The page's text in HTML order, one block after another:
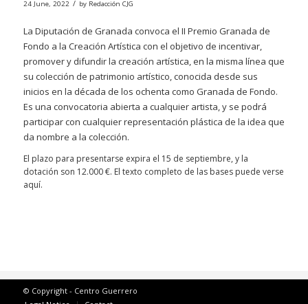
24 June, 2022 / by Redacción CJG
La Diputación de Granada convoca el II Premio Granada de
Fondo a la Creación Artística con el objetivo de incentivar,
promover y difundir la creación artística, en la misma línea que
su colección de patrimonio artístico, conocida desde sus
inicios en la década de los ochenta como Granada de Fondo.
Es una convocatoria abierta a cualquier artista, y se podrá
participar con cualquier representación plástica de la idea que
da nombre a la colección.
El plazo para presentarse expira el 15 de septiembre, y la
dotación son 12.000 €. El texto completo de las bases puede verse
aquí.
© Copyright - Centro Guerrero